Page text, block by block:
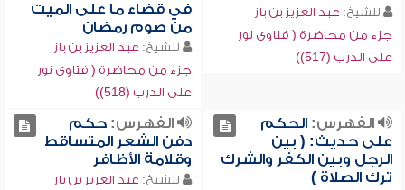
للشيخ: عبد العزيز بن باز
جزء من محاضرة ( فتاوى نور
على الدرب (517))
في قضاء ما على الميت
من صوم رمضان
للشيخ: عبد العزيز بن باز
جزء من محاضرة ( فتاوى نور
على الدرب (518))
الفهرس:الحكم
على حديث: ( بين
الرجل وبين الكفر والشرك
ترك الصلاة )
الفهرس:حكم
دفن الشعر المتساقط
وقلامة الأظافر
للشيخ: عبد العزيز بن باز